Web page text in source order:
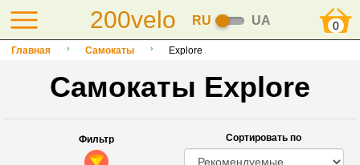
200velo RU UA 0
Главная Самокаты Explore
Самокаты Explore
Фильтр Сортировать по